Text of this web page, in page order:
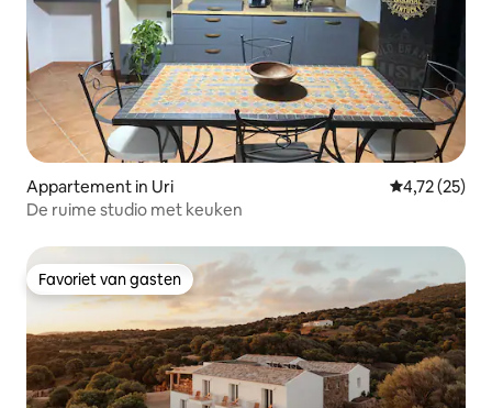
Appartement in Uri Gemiddelde
4,72 (25)
De ruime studio met keuken
Favoriet van gasten
Favoriet van gasten